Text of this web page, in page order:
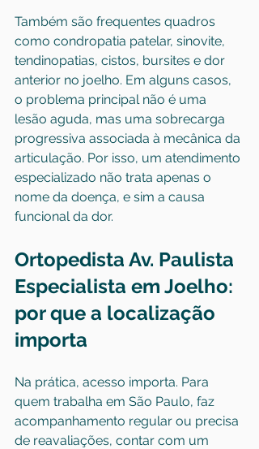
Também são frequentes quadros
como condropatia patelar, sinovite,
tendinopatias, cistos, bursites e dor
anterior no joelho. Em alguns casos,
o problema principal não é uma
lesão aguda, mas uma sobrecarga
progressiva associada à mecânica da
articulação. Por isso, um atendimento
especializado não trata apenas o
nome da doença, e sim a causa
funcional da dor.
Ortopedista Av. Paulista
Especialista em Joelho:
por que a localização
importa
Na prática, acesso importa. Para
quem trabalha em São Paulo, faz
acompanhamento regular ou precisa
de reavaliações, contar com um